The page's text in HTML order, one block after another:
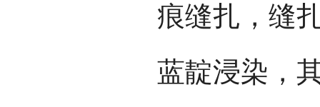
痕缝扎，缝
蓝靛浸染，